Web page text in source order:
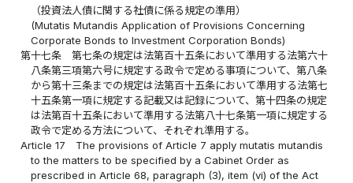
（投資法人債に関する社債に係る規定の準用）
(Mutatis Mutandis Application of Provisions Concerning
Corporate Bonds to Investment Corporation Bonds)
第十七条
第七条の規定は法第百十五条において準用する法第六十
八条第三項第六号に規定する政令で定める事項について、第八条
から第十三条までの規定は法第百十五条において準用する法第七
十五条第一項に規定する記載又は記録について、第十四条の規定
は法第百十五条において準用する法第八十七条第一項に規定する
政令で定める方法について、それぞれ準用する。
Article 17
The provisions of Article 7 apply mutatis mutandis
to the matters to be specified by a Cabinet Order as
prescribed in Article 68, paragraph (3), item (vi) of the Act